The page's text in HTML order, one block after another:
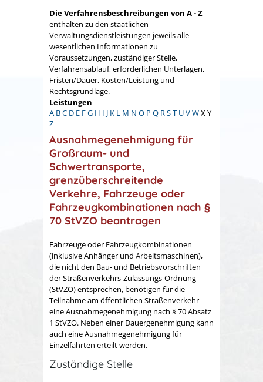
Die Verfahrensbeschreibungen von A - Z
enthalten zu den staatlichen
Verwaltungsdienstleistungen jeweils alle
wesentlichen Informationen zu
Voraussetzungen, zuständiger Stelle,
Verfahrensablauf, erforderlichen Unterlagen,
Fristen/Dauer, Kosten/Leistung und
Rechtsgrundlage.
Leistungen
A BC D E FG H I J K L M N O P Q RST UVWX Y
Z
Ausnahmegenehmigung für
Großraum- und
Schwertransporte,
grenzüberschreitende
Verkehre, Fahrzeuge oder
Fahrzeugkombinationen nach §
70 StVZO beantragen
Fahrzeuge oder Fahrzeugkombinationen
(inklusive Anhänger und Arbeitsmaschinen),
die nicht den Bau- und Betriebsvorschriften
der Straßenverkehrs-Zulassungs-Ordnung
(StVZO) entsprechen, benötigen für die
Teilnahme am öffentlichen Straßenverkehr
eine Ausnahmegenehmigung nach § 70 Absatz
1 StVZO. Neben einer Dauergenehmigung kann
auch eine Ausnahmegenehmigung für
Einzelfahrten erteilt werden.
Zuständige Stelle